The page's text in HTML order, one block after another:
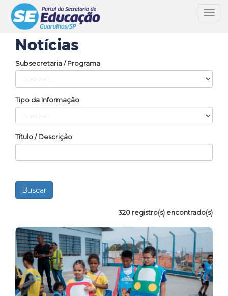
Notícias
Subsecretaria / Programa
Tipo da Informação
Título / Descrição
320 registro(s) encontrado(s)